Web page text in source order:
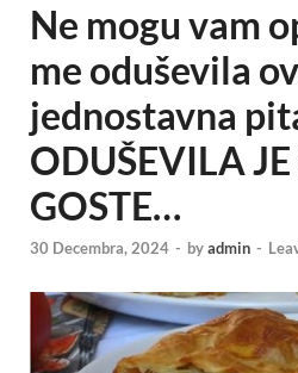
Ne mogu vam
me oduševila
jednostavna
ODUŠEVILA
GOSTE…
30 Decembra, 2024 - byadmin -